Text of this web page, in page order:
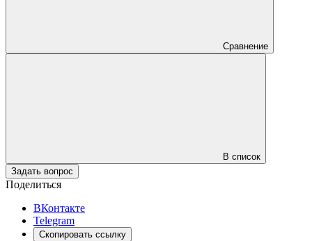
Сравнение
В список
Задать вопрос
Поделиться
ВКонтакте
Telegram
Скопировать ссылку